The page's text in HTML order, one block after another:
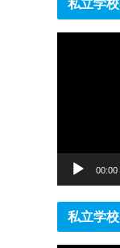
私立学
00:00
私立学